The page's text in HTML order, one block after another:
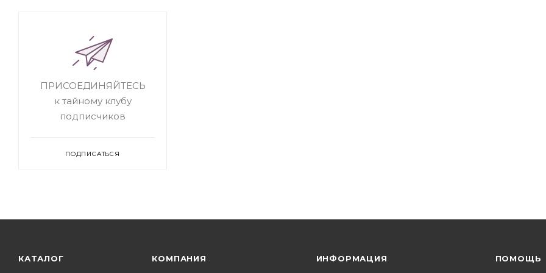
ПРИСОЕДИНЯЙТЕСЬ
к тайному клубу
подписчиков
ПОДПИСАТЬСЯ
КАТАЛОГ КОМПАНИЯ ИНФОРМАЦИЯ ПОМОЩЬ